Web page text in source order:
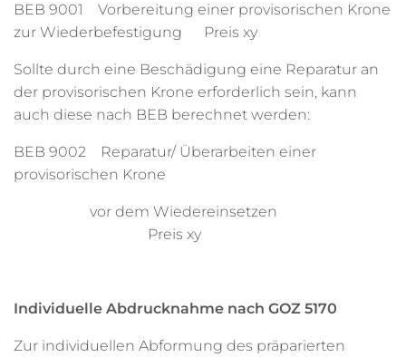
BEB 9001 Vorbereitung einer provisorischen Krone
zur Wiederbefestigung Preis xy
Sollte durch eine Beschädigung eine Reparatur an
der provisorischen Krone erforderlich sein, kann
auch diese nach BEB berechnet werden:
BEB 9002 Reparatur/ Überarbeiten einer
provisorischen Krone
vor dem Wiedereinsetzen
Preis xy
Individuelle Abdrucknahme nach GOZ 5170
Zur individuellen Abformung des präparierten